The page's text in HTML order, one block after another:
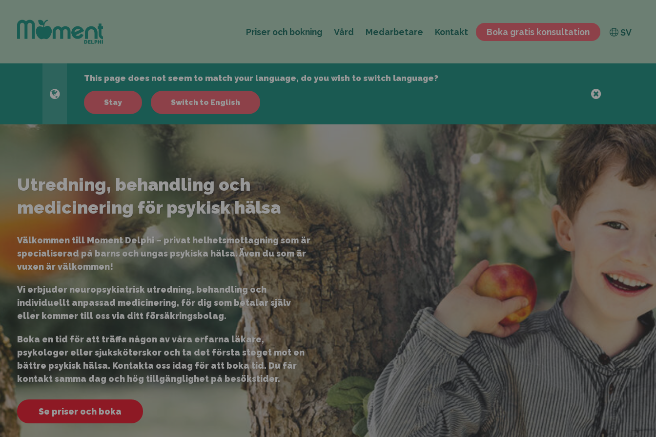
SV
Priser och bokning Vård Medarbetare Kontakt Boka gratis konsultation
This page does not seem to match your language, do you wish to switch language?
Stay Switch to English
Utredning, behandling och
medicinering för psykisk hälsa
Välkommen till Moment Delphi – privat helhetsmottagning som är
specialiserad på barns och ungas psykiska hälsa. Även du som är
vuxen är välkommen!
Vi erbjuder neuropsykiatrisk utredning, behandling och
individuellt anpassad medicinering, för dig som betalar själv
eller kommer till oss via ditt försäkringsbolag.
Boka en tid för att träffa någon av våra erfarna läkare,
psykologer eller sjuksköterskor och ta det första steget mot en
bättre psykisk hälsa. Kontakta oss idag för att boka tid. Du får
kontakt samma dag och hög tillgänglighet på besökstider.
Se priser och boka